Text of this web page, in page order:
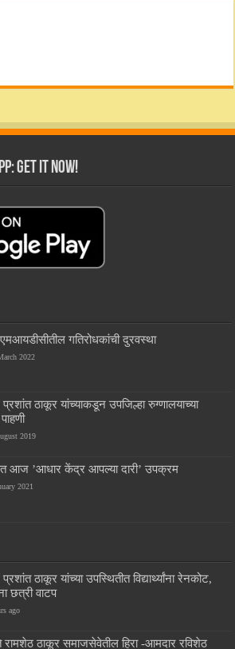
Get it Now!
गतिरोधकांची दुरवस्था
2022
ठाकूर यांच्याकडून उपजिल्हा रुग्णालयाच्या
2019
आज ’आधार केंद्र आपल्या दारी’ उपक्रम
2021
ठाकूर यांच्या उपस्थितीत विद्यार्थ्यांना रेनकोट,
छत्री वाटप
ago
ठाकूर समाजसेवेतील हिरा -आमदार रविशेठ